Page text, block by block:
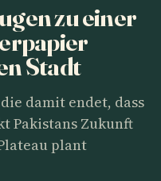
zu einer
Stadt
damit endet, dass
Pakistans Zukunft
plant